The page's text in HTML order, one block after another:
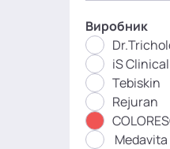
Виробник
iS Clinical
Tebiskin
Rejuran
Medavita